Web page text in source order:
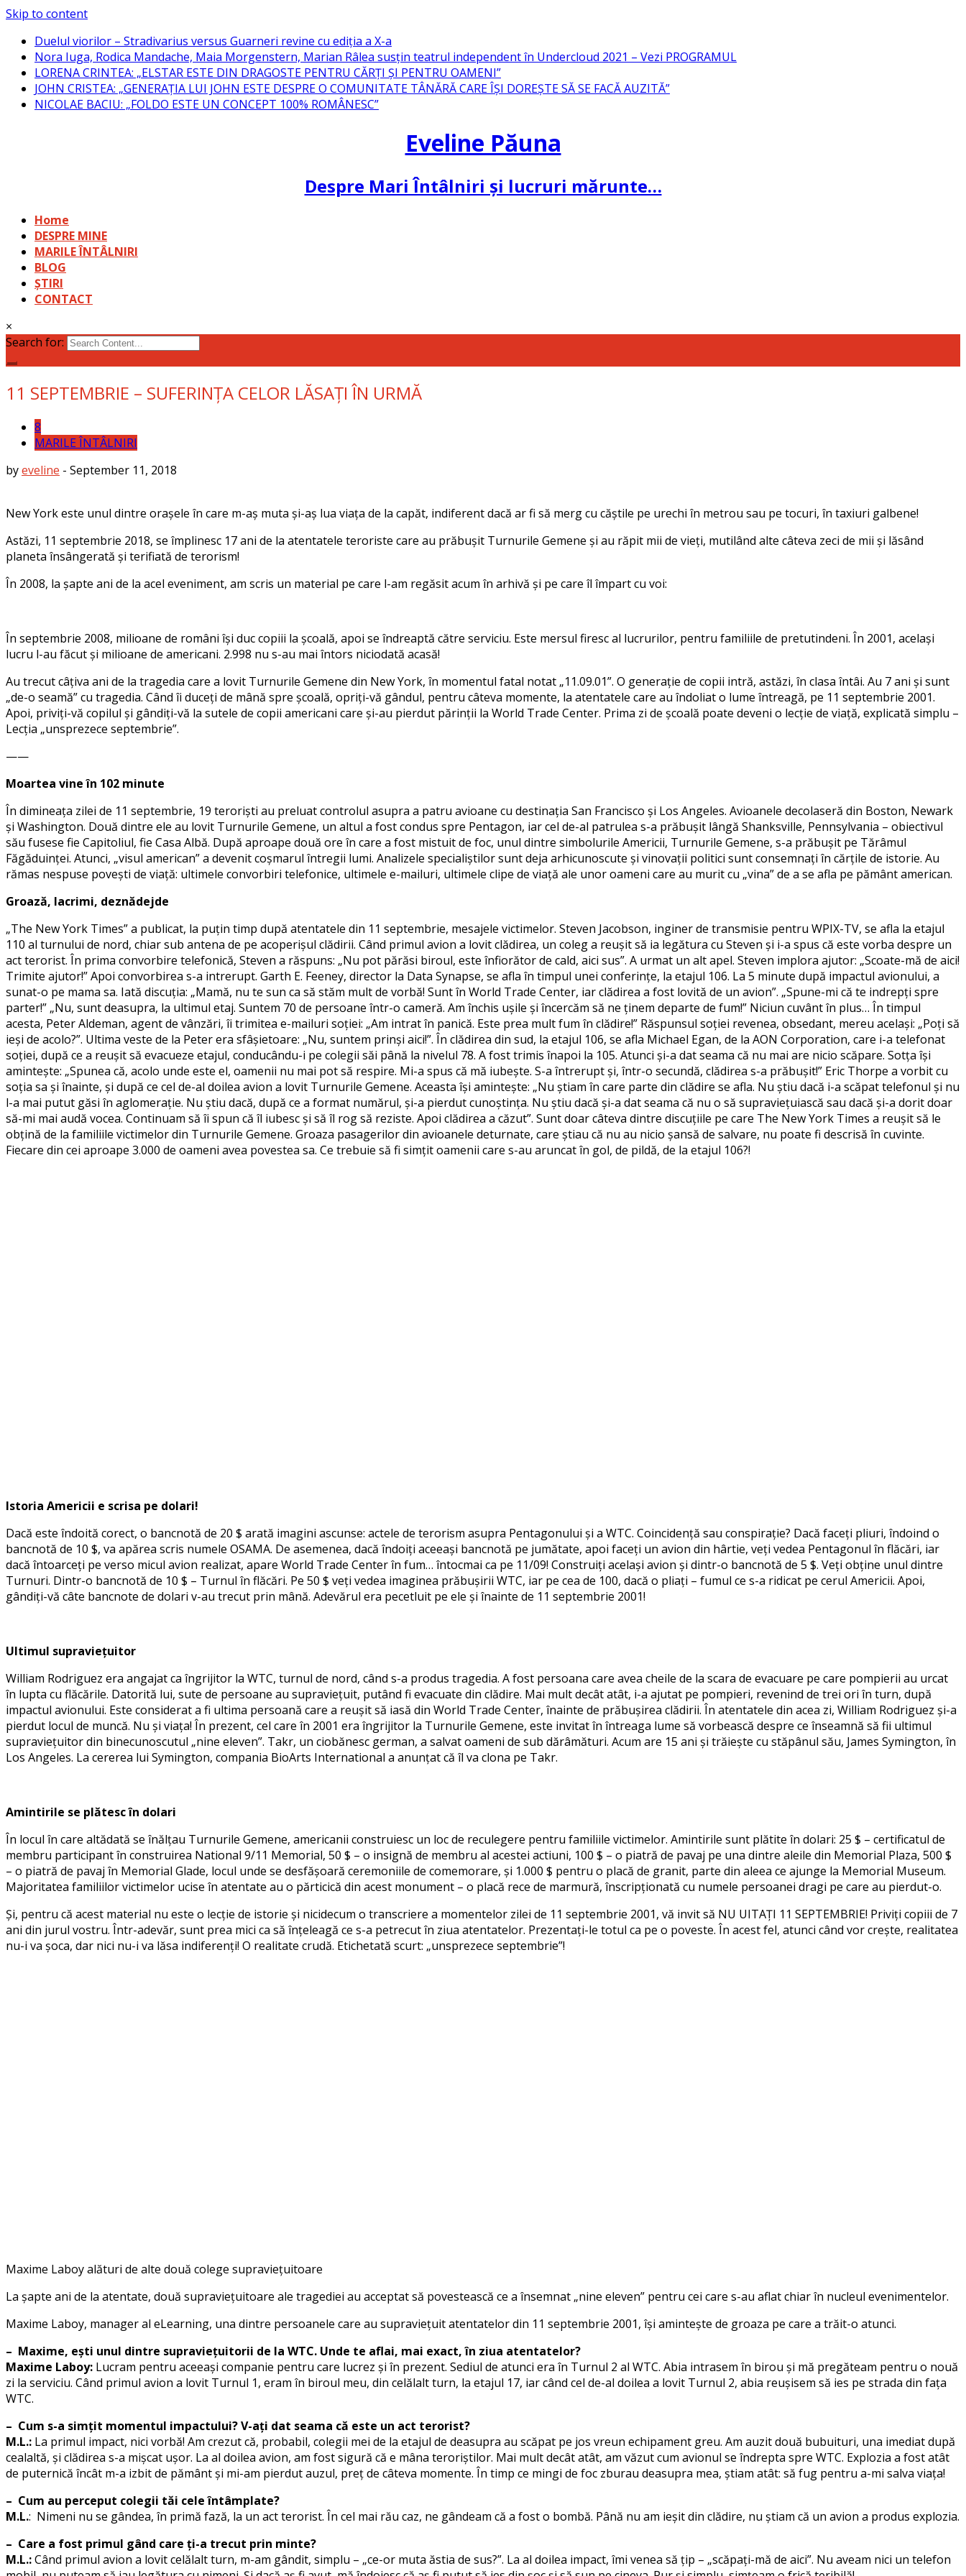
Skip to content
Duelul viorilor – Stradivarius versus Guarneri revine cu ediția a X-a
Nora Iuga, Rodica Mandache, Maia Morgenstern, Marian Râlea susțin teatrul independent în Undercloud 2021 – Vezi PROGRAMUL
LORENA CRINTEA: „ELSTAR ESTE DIN DRAGOSTE PENTRU CĂRȚI ȘI PENTRU OAMENI”
JOHN CRISTEA: „GENERAȚIA LUI JOHN ESTE DESPRE O COMUNITATE TÂNĂRĂ CARE ÎȘI DOREȘTE SĂ SE FACĂ AUZITĂ”
NICOLAE BACIU: „FOLDO ESTE UN CONCEPT 100% ROMÂNESC”
Eveline Păuna
Despre Mari Întâlniri și lucruri mărunte…
Home
DESPRE MINE
MARILE ÎNTÂLNIRI
BLOG
ȘTIRI
CONTACT
×
Search for:
11 SEPTEMBRIE – SUFERINȚA CELOR LĂSAȚI ÎN URMĂ
8
MARILE ÎNTÂLNIRI
byeveline - September 11, 2018
New York este unul dintre orașele în care m-aș muta și-aș lua viața de la capăt, indiferent dacă ar fi să merg cu căștile pe urechi în metrou sau pe tocuri, în taxiuri galbene!
Astăzi, 11 septembrie 2018, se împlinesc 17 ani de la atentatele teroriste care au prăbușit Turnurile Gemene și au răpit mii de vieți, mutilând alte câteva zeci de mii și lăsând
planeta însângerată și terifiată de terorism!
În 2008, la șapte ani de la acel eveniment, am scris un material pe care l-am regăsit acum în arhivă și pe care îl împart cu voi:
În septembrie 2008, milioane de români își duc copiii la școală, apoi se îndreaptă către serviciu. Este mersul firesc al lucrurilor, pentru familiile de pretutindeni. În 2001, același
lucru l-au făcut și milioane de americani. 2.998 nu s-au mai întors niciodată acasă!
Au trecut câțiva ani de la tragedia care a lovit Turnurile Gemene din New York, în momentul fatal notat „11.09.01”. O generație de copii intră, astăzi, în clasa întâi. Au 7 ani și sunt
„de-o seamă” cu tragedia. Când îi duceți de mână spre școală, opriți-vă gândul, pentru câteva momente, la atentatele care au îndoliat o lume întreagă, pe 11 septembrie 2001.
Apoi, priviți-vă copilul și gândiți-vă la sutele de copii americani care și-au pierdut părinții la World Trade Center. Prima zi de școală poate deveni o lecție de viață, explicată simplu –
Lecția „unsprezece septembrie”.
——
Moartea vine în 102 minute
În dimineața zilei de 11 septembrie, 19 teroriști au preluat controlul asupra a patru avioane cu destinația San Francisco și Los Angeles. Avioanele decolaseră din Boston, Newark
și Washington. Două dintre ele au lovit Turnurile Gemene, un altul a fost condus spre Pentagon, iar cel de-al patrulea s-a prăbușit lângă Shanksville, Pennsylvania – obiectivul
său fusese fie Capitoliul, fie Casa Albă. După aproape două ore în care a fost mistuit de foc, unul dintre simbolurile Americii, Turnurile Gemene, s-a prăbușit pe Tărâmul
Făgăduinței. Atunci, „visul american” a devenit coșmarul întregii lumi. Analizele specialiștilor sunt deja arhicunoscute și vinovații politici sunt consemnați în cărțile de istorie. Au
rămas nespuse povești de viață: ultimele convorbiri telefonice, ultimele e-mailuri, ultimele clipe de viață ale unor oameni care au murit cu „vina” de a se afla pe pământ american.
Groază, lacrimi, deznădejde
„The New York Times” a publicat, la puțin timp după atentatele din 11 septembrie, mesajele victimelor. Steven Jacobson, inginer de transmisie pentru WPIX-TV, se afla la etajul
110 al turnului de nord, chiar sub antena de pe acoperișul clădirii. Când primul avion a lovit clădirea, un coleg a reușit să ia legătura cu Steven și i-a spus că este vorba despre un
act terorist. În prima convorbire telefonică, Steven a răspuns: „Nu pot părăsi biroul, este înfiorător de cald, aici sus”. A urmat un alt apel. Steven implora ajutor: „Scoate-mă de aici!
Trimite ajutor!” Apoi convorbirea s-a intrerupt. Garth E. Feeney, director la Data Synapse, se afla în timpul unei conferințe, la etajul 106. La 5 minute după impactul avionului, a
sunat-o pe mama sa. Iată discuția: „Mamă, nu te sun ca să stăm mult de vorbă! Sunt în World Trade Center, iar clădirea a fost lovită de un avion”. „Spune-mi că te indrepți spre
parter!” „Nu, sunt deasupra, la ultimul etaj. Suntem 70 de persoane într-o cameră. Am închis ușile și încercăm să ne ținem departe de fum!” Niciun cuvânt în plus… În timpul
acesta, Peter Aldeman, agent de vânzări, îi trimitea e-mailuri soției: „Am intrat în panică. Este prea mult fum în clădire!” Răspunsul soției revenea, obsedant, mereu același: „Poți să
ieși de acolo?”. Ultima veste de la Peter era sfâșietoare: „Nu, suntem prinși aici!”. În clădirea din sud, la etajul 106, se afla Michael Egan, de la AON Corporation, care i-a telefonat
soției, după ce a reușit să evacueze etajul, conducându-i pe colegii săi până la nivelul 78. A fost trimis înapoi la 105. Atunci și-a dat seama că nu mai are nicio scăpare. Sotța își
amintește: „Spunea că, acolo unde este el, oamenii nu mai pot să respire. Mi-a spus că mă iubește. S-a întrerupt și, într-o secundă, clădirea s-a prăbușit!” Eric Thorpe a vorbit cu
soția sa și înainte, și după ce cel de-al doilea avion a lovit Turnurile Gemene. Aceasta își amintește: „Nu știam în care parte din clădire se afla. Nu știu dacă i-a scăpat telefonul și nu
l-a mai putut găsi în aglomerație. Nu știu dacă, după ce a format numărul, și-a pierdut cunoștința. Nu știu dacă și-a dat seama că nu o să supraviețuiască sau dacă și-a dorit doar
să-mi mai audă vocea. Continuam să îi spun că îl iubesc și să îl rog să reziste. Apoi clădirea a căzut”. Sunt doar câteva dintre discuțiile pe care The New York Times a reușit să le
obțină de la familiile victimelor din Turnurile Gemene. Groaza pasagerilor din avioanele deturnate, care știau că nu au nicio șansă de salvare, nu poate fi descrisă în cuvinte.
Fiecare din cei aproape 3.000 de oameni avea povestea sa. Ce trebuie să fi simțit oamenii care s-au aruncat în gol, de pildă, de la etajul 106?!
Istoria Americii e scrisa pe dolari!
Dacă este îndoită corect, o bancnotă de 20 $ arată imagini ascunse: actele de terorism asupra Pentagonului și a WTC. Coincidență sau conspirație? Dacă faceți pliuri, îndoind o
bancnotă de 10 $, va apărea scris numele OSAMA. De asemenea, dacă îndoiți aceeași bancnotă pe jumătate, apoi faceți un avion din hârtie, veți vedea Pentagonul în flăcări, iar
dacă întoarceți pe verso micul avion realizat, apare World Trade Center în fum… întocmai ca pe 11/09! Construiți același avion și dintr-o bancnotă de 5 $. Veți obține unul dintre
Turnuri. Dintr-o bancnotă de 10 $ – Turnul în flăcări. Pe 50 $ veți vedea imaginea prăbușirii WTC, iar pe cea de 100, dacă o pliați – fumul ce s-a ridicat pe cerul Americii. Apoi,
gândiți-vă câte bancnote de dolari v-au trecut prin mână. Adevărul era pecetluit pe ele și înainte de 11 septembrie 2001!
Ultimul supraviețuitor
William Rodriguez era angajat ca îngrijitor la WTC, turnul de nord, când s-a produs tragedia. A fost persoana care avea cheile de la scara de evacuare pe care pompierii au urcat
în lupta cu flăcările. Datorită lui, sute de persoane au supraviețuit, putând fi evacuate din clădire. Mai mult decât atât, i-a ajutat pe pompieri, revenind de trei ori în turn, după
impactul avionului. Este considerat a fi ultima persoană care a reușit să iasă din World Trade Center, înainte de prăbușirea clădirii. În atentatele din acea zi, William Rodriguez și-a
pierdut locul de muncă. Nu și viața! În prezent, cel care în 2001 era îngrijitor la Turnurile Gemene, este invitat în întreaga lume să vorbească despre ce înseamnă să fii ultimul
supraviețuitor din binecunoscutul „nine eleven”. Takr, un ciobănesc german, a salvat oameni de sub dărâmături. Acum are 15 ani și trăiește cu stăpânul său, James Symington, în
Los Angeles. La cererea lui Symington, compania BioArts International a anunțat că îl va clona pe Takr.
Amintirile se plătesc în dolari
În locul în care altădată se înălțau Turnurile Gemene, americanii construiesc un loc de reculegere pentru familiile victimelor. Amintirile sunt plătite în dolari: 25 $ – certificatul de
membru participant în construirea National 9/11 Memorial, 50 $ – o insignă de membru al acestei actiuni, 100 $ – o piatră de pavaj pe una dintre aleile din Memorial Plaza, 500 $
– o piatră de pavaj în Memorial Glade, locul unde se desfășoară ceremoniile de comemorare, și 1.000 $ pentru o placă de granit, parte din aleea ce ajunge la Memorial Museum.
Majoritatea familiilor victimelor ucise în atentate au o părticică din acest monument – o placă rece de marmură, înscripționată cu numele persoanei dragi pe care au pierdut-o.
Și, pentru că acest material nu este o lecție de istorie și nicidecum o transcriere a momentelor zilei de 11 septembrie 2001, vă invit să NU UITAȚI 11 SEPTEMBRIE! Priviți copiii de 7
ani din jurul vostru. Într-adevăr, sunt prea mici ca să înțeleagă ce s-a petrecut în ziua atentatelor. Prezentați-le totul ca pe o poveste. În acest fel, atunci când vor crește, realitatea
nu-i va șoca, dar nici nu-i va lăsa indiferenți! O realitate crudă. Etichetată scurt: „unsprezece septembrie”!
Maxime Laboy alături de alte două colege supraviețuitoare
La șapte ani de la atentate, două supraviețuitoare ale tragediei au acceptat să povestească ce a însemnat „nine eleven” pentru cei care s-au aflat chiar în nucleul evenimentelor.
Maxime Laboy, manager al eLearning, una dintre persoanele care au supraviețuit atentatelor din 11 septembrie 2001, își amintește de groaza pe care a trăit-o atunci.
– Maxime, ești unul dintre supraviețuitorii de la WTC. Unde te aflai, mai exact, în ziua atentatelor?
Maxime Laboy: Lucram pentru aceeași companie pentru care lucrez și în prezent. Sediul de atunci era în Turnul 2 al WTC. Abia intrasem în birou și mă pregăteam pentru o nouă
zi la serviciu. Când primul avion a lovit Turnul 1, eram în biroul meu, din celălalt turn, la etajul 17, iar când cel de-al doilea a lovit Turnul 2, abia reușisem să ies pe strada din fața
WTC.
– Cum s-a simțit momentul impactului? V-ați dat seama că este un act terorist?
M.L.: La primul impact, nici vorbă! Am crezut că, probabil, colegii mei de la etajul de deasupra au scăpat pe jos vreun echipament greu. Am auzit două bubuituri, una imediat după
cealaltă, și clădirea s-a mișcat ușor. La al doilea avion, am fost sigură că e mâna teroriștilor. Mai mult decât atât, am văzut cum avionul se îndrepta spre WTC. Explozia a fost atât
de puternică încât m-a izbit de pământ și mi-am pierdut auzul, preț de câteva momente. În timp ce mingi de foc zburau deasupra mea, știam atât: să fug pentru a-mi salva viața!
– Cum au perceput colegii tăi cele întâmplate?
M.L.: Nimeni nu se gândea, în primă fază, la un act terorist. În cel mai rău caz, ne gândeam că a fost o bombă. Până nu am ieșit din clădire, nu știam că un avion a produs explozia.
– Care a fost primul gând care ți-a trecut prin minte?
M.L.:Când primul avion a lovit celălalt turn, m-am gândit, simplu – „ce-or muta ăstia de sus?”. La al doilea impact, îmi venea să țip – „scăpați-mă de aici”. Nu aveam nici un telefon